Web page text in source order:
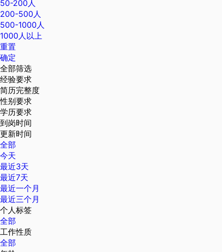
50-200人
200-500人
500-1000人
1000人以上
重置
确定
全部筛选
经验要求
简历完整度
性别要求
学历要求
到岗时间
更新时间
全部
今天
最近3天
最近7天
最近一个月
最近三个月
个人标签
全部
工作性质
全部